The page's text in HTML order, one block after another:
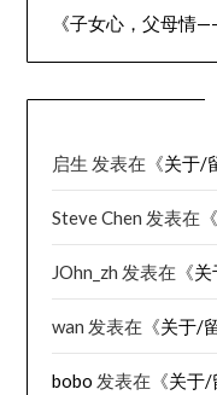
《子女心，父母情
启生 发表在《关于/
Steve Chen 发表在《
JOhn_zh 发表在《
wan 发表在《关于/
bobo 发表在《关于/